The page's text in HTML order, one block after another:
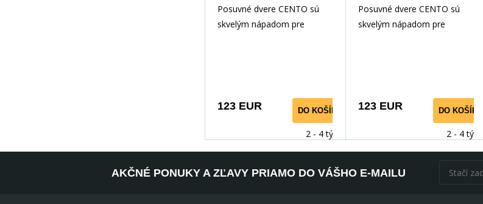
Gray+Black Lacobel
Posuvné dvere CENTO sú
skvelým nápadom pre
123 EUR DO KOŠÍKA
2 - 4 týdny
Sonoma+Čierny
Lacobel
Posuvné dvere CENTO sú
skvelým nápadom pre
123 EUR DO KOŠÍKA
2 - 4 týdny
AKČNÉ PONUKY A ZĽAVY PRIAMO DO VÁŠHO E-MAILU